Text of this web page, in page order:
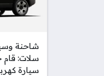
شاحنة
سلات:
سيارة